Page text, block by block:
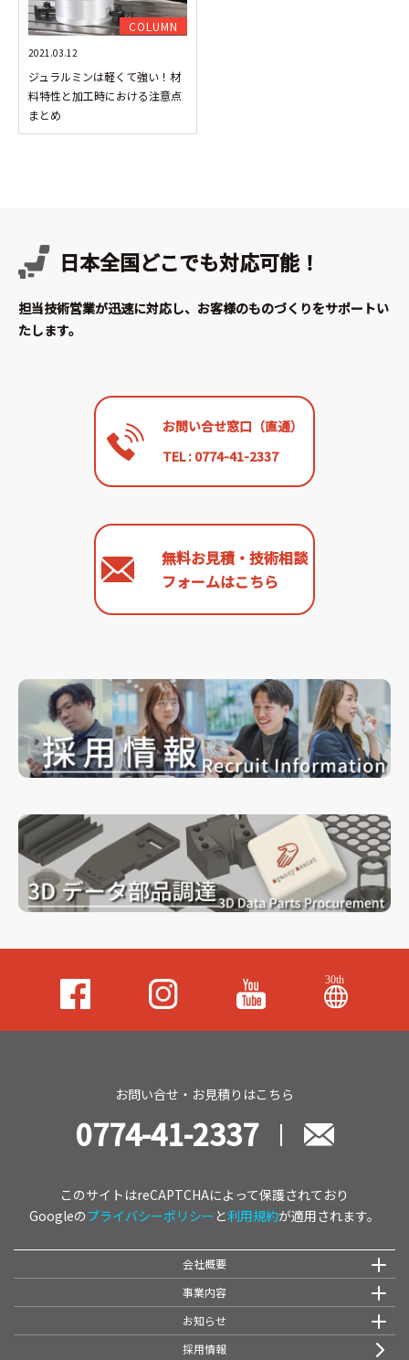
COLUMN
2021.03.12
ジュラルミンは軽くて強い！材
料特性と加工時における注意点
まとめ
日本全国どこでも対応可能！
担当技術営業が迅速に対応し、お客様のものづくりをサポートい
たします。
お問い合せ窓口（直通）
TEL : 0774-41-2337
無料お見積・技術相談
フォームはこちら
お問い合せ・お見積りはこちら
0774-41-2337
このサイトはreCAPTCHAによって保護されており
Googleのプライバシーポリシー と利用規約が適用されます。
会社概要
事業内容
お知らせ
採用情報